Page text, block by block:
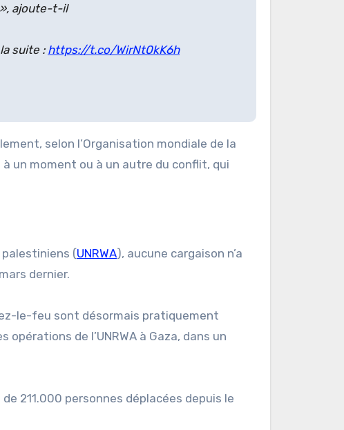
ajoute-t-il
suite : https://t.co/WirNt0kK6h
selon l’Organisation mondiale de la
un moment ou à un autre du conflit, qui
palestiniens (UNRWA), aucune cargaison n’a
dernier.
le-feu sont désormais pratiquement
de l’UNRWA à Gaza, dans un
211.000 personnes déplacées depuis le